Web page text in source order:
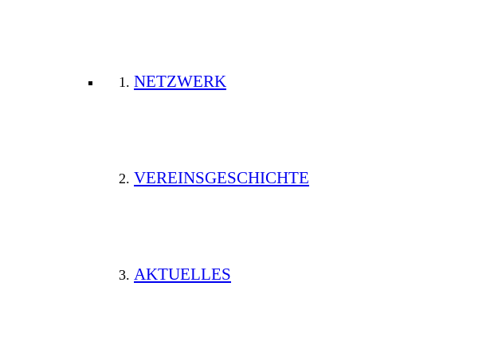
NETZWERK
VEREINSGESCHICHTE
AKTUELLES